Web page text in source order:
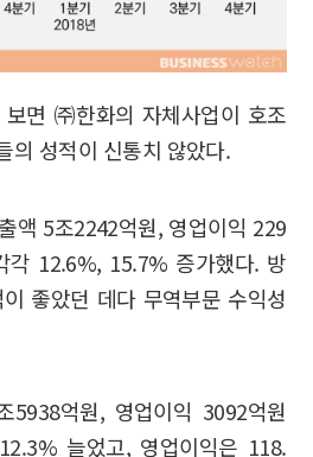
면 ㈜한화의 자체사업이 호조
의 성적이 신통치 않았다.
액 5조2242억원, 영업이익 229
각 12.6%, 15.7% 증가했다. 방
좋았던 데다 무역부문 수익성
5938억원, 영업이익 3092억원
늘었고, 영업이익은 118.